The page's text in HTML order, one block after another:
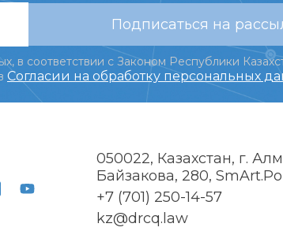
Подписаться на
в соответствии с Законом Республики
Согласии на обработку персональных
050022, Казахстан, г.
Байзакова, 280,
+7 (701) 250-14-57
kz@drcq.law